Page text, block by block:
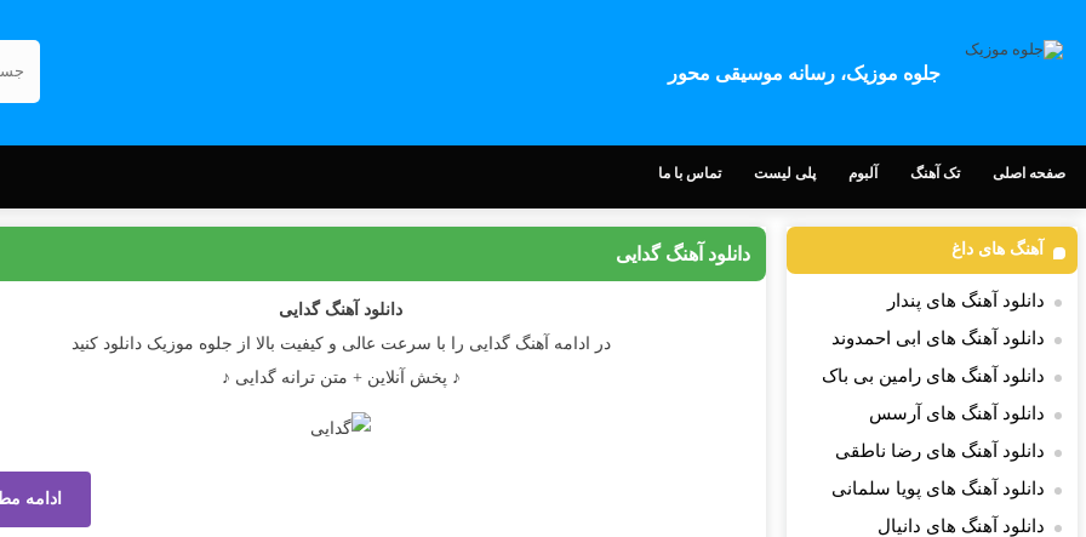
جلوه موزیک، رسانه موسیقی محور
صفحه اصلی تک آهنگ آلبوم پلی لیست تماس با ما
دانلود آهنگ گدایی
دانلود آهنگ گدایی
در ادامه آهنگ گدایی را با سرعت عالی و کیفیت بالا از جلوه موزیک دانلود کنید
♪ پخش آنلاین + متن ترانه گدایی ♪
ادامه
آهنگ های داغ
دانلود آهنگ های پندار
دانلود آهنگ های ابی احمدوند
دانلود آهنگ های رامین بی باک
دانلود آهنگ های آرسس
دانلود آهنگ های رضا ناطقی
دانلود آهنگ های پویا سلمانی
دانلود آهنگ های دانیال